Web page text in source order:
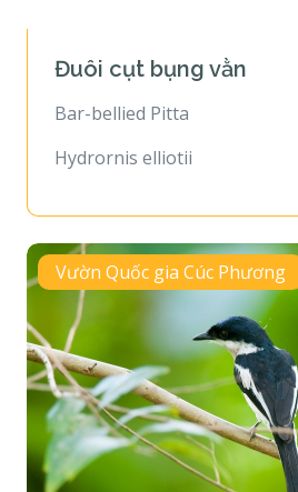
Đuôi cụt bụng vằn
Bar-bellied Pitta
Hydrornis elliotii
Vườn Quốc gia Cúc Phương